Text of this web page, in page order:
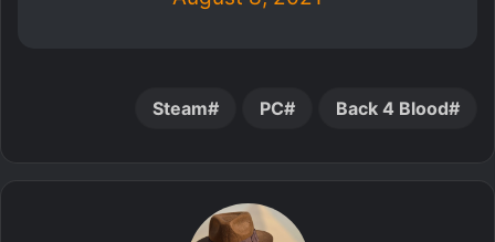
Back 4 Blood
PC
Steam